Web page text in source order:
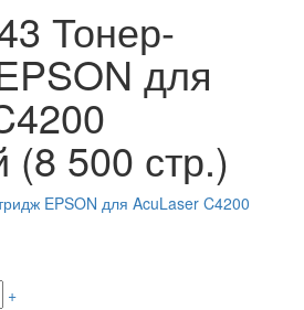
Тонер-
для
(8 500 стр.)
+